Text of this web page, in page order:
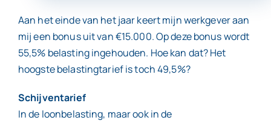
Aan het einde van het jaar keert mijn werkgever aan
mij een bonus uit van €15.000. Op deze bonus wordt
55,5% belasting ingehouden. Hoe kan dat? Het
hoogste belastingtarief is toch 49,5%?
Schijventarief
In de loonbelasting, maar ook in de